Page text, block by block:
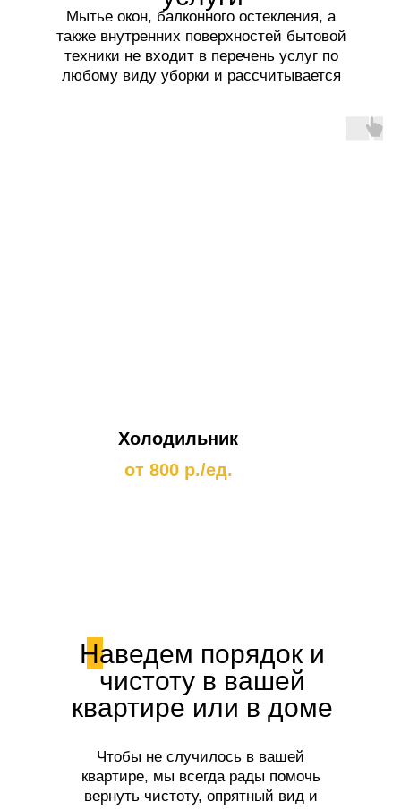
Мытье окон, балконного остекления, а
также внутренних поверхностей бытовой
техники не входит в перечень услуг по
любому виду уборки и рассчитывается
Холодильник
от 800 р./ед.
Наведем порядок и
чистоту в вашей
квартире или в доме
Чтобы не случилось в вашей
квартире, мы всегда рады помочь
вернуть чистоту, опрятный вид и